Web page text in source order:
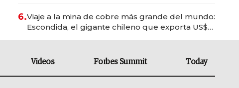
6.Viaje a la mina de cobre más grande del mundo:
Escondida, el gigante chileno que exporta US$
Videos Forbes Summit Today